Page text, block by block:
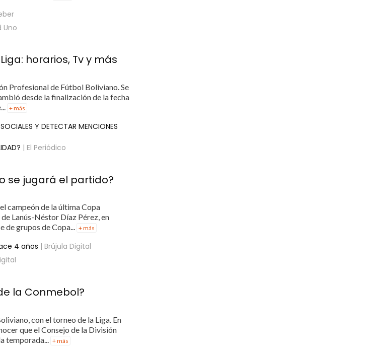
Uno
horarios, Tv y más
Profesional de Fútbol Boliviano. Se
desde la finalización de la fecha
+ más
Y DETECTAR MENCIONES
| El Periódico
se jugará el partido?
campeón de la última Copa
Lanús-Néstor Díaz Pérez, en
de grupos de Copa... + más
4 años | Brújula Digital
la Conmebol?
con el torneo de la Liga. En
que el Consejo de la División
temporada...
+ más